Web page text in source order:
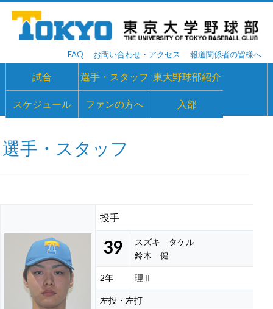
FAQ お問い合わせ・アクセス 報道関係者の皆様へ
試合 選手・スタッフ 東大野球部紹介
スケジュール ファンの方へ 入部
選手・スタッフ
投手
39
スズキ タケル
鈴木 健
2年 理Ⅱ
左投・左打